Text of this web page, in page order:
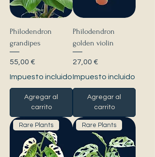
Philodendron
grandipes
Precio
55,00 €
Impuesto incluido
Agregar al
carrito
Philodendron
golden violin
Precio
27,00 €
Impuesto incluido
Agregar al
carrito
Rare Plants Rare Plants